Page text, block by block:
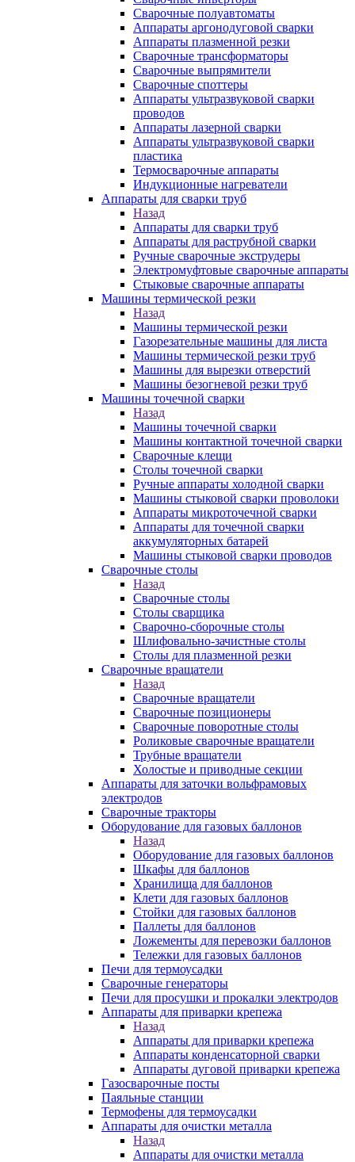
Сварочные полуавтоматы
Аппараты аргонодуговой сварки
Аппараты плазменной резки
Сварочные трансформаторы
Сварочные выпрямители
Сварочные споттеры
Аппараты ультразвуковой сварки
проводов
Аппараты лазерной сварки
Аппараты ультразвуковой сварки
пластика
Термосварочные аппараты
Индукционные нагреватели
Аппараты для сварки труб
Назад
Аппараты для сварки труб
Аппараты для раструбной сварки
Ручные сварочные экструдеры
Электромуфтовые сварочные аппараты
Стыковые сварочные аппараты
Машины термической резки
Назад
Машины термической резки
Газорезательные машины для листа
Машины термической резки труб
Машины для вырезки отверстий
Машины безогневой резки труб
Машины точечной сварки
Назад
Машины точечной сварки
Машины контактной точечной сварки
Сварочные клещи
Столы точечной сварки
Ручные аппараты холодной сварки
Машины стыковой сварки проволоки
Аппараты микроточечной сварки
Аппараты для точечной сварки
аккумуляторных батарей
Машины стыковой сварки проводов
Сварочные столы
Назад
Сварочные столы
Столы сварщика
Сварочно-сборочные столы
Шлифовально-зачистные столы
Столы для плазменной резки
Сварочные вращатели
Назад
Сварочные вращатели
Сварочные позиционеры
Сварочные поворотные столы
Роликовые сварочные вращатели
Трубные вращатели
Холостые и приводные секции
Аппараты для заточки вольфрамовых
электродов
Сварочные тракторы
Оборудование для газовых баллонов
Назад
Оборудование для газовых баллонов
Шкафы для баллонов
Хранилища для баллонов
Клети для газовых баллонов
Стойки для газовых баллонов
Паллеты для баллонов
Ложементы для перевозки баллонов
Тележки для газовых баллонов
Печи для термоусадки
Сварочные генераторы
Печи для просушки и прокалки электродов
Аппараты для приварки крепежа
Назад
Аппараты для приварки крепежа
Аппараты конденсаторной сварки
Аппараты дуговой приварки крепежа
Газосварочные посты
Паяльные станции
Термофены для термоусадки
Аппараты для очистки металла
Назад
Аппараты для очистки металла